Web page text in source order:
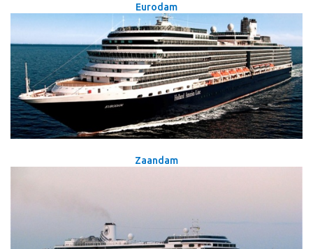
Eurodam
Zaandam